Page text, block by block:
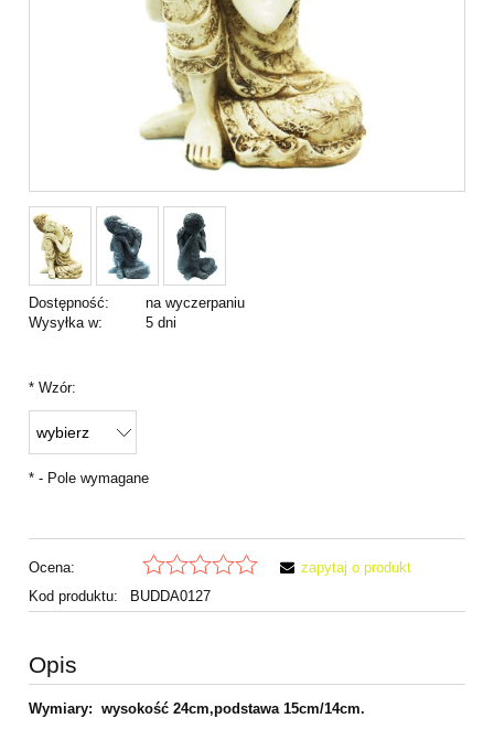
Dostępność:
na wyczerpaniu
Wysyłka w:
5 dni
* Wzór:
* - Pole wymagane
Ocena:
Kod produktu:
BUDDA0127
zapytaj o produkt
Opis
Wymiary: wysokość 24cm,podstawa 15cm/14cm.